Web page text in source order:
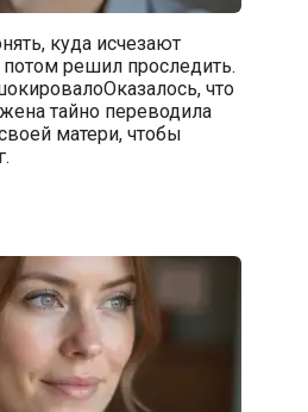
куда исчезают
решил проследить.
что
тайно переводила
матери, чтобы